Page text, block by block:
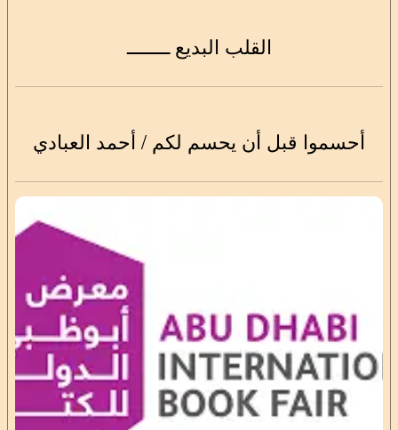
القلب البديع ــــــــ
أحسموا قبل أن يحسم لكم / أحمد العبادي